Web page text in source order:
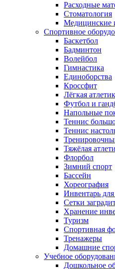
Расходные
Стоматология
Медицинские
Спортивное
Баскетбол
Бадминтон
Волейбол
Гимнастика
Единоборства
Кроссфит
Лёгкая
Футбол и
Напольные
Теннис
Теннис
Тяжёлая
Флорбол
Зимний спорт
Бассейн
Хореография
Инвентарь
Сетки
Хранение
Туризм
Спортивная
Тренажеры
Домашние
Учебное
Дошкольное